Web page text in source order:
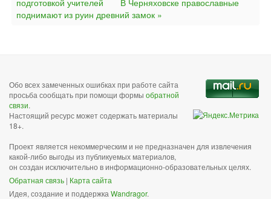
подготовкой учителей
В Черняховске православные
поднимают из руин древний замок »
Обо всех замеченных ошибках при работе сайта
просьба сообщать при помощи формы обратной
связи.
Настоящий ресурс может содержать материалы
18+.
Проект является некоммерческим и не предназначен для извлечения
какой-либо выгоды из публикуемых материалов,
он создан исключительно в информационно-образовательных целях.
Обратная связь | Карта сайта
Идея, создание и поддержка Wandragor.